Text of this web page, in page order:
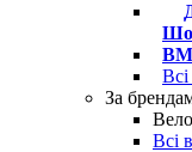
За
Всі